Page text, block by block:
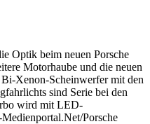
Optik beim neuen Porsche
Motorhaube und die neuen
Xenon-Scheinwerfer mit den
sind Serie bei den
wird mit LED-
Porsche